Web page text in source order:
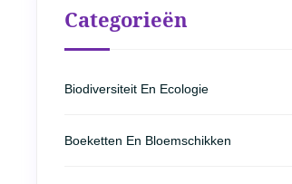
Categorieën
Biodiversiteit En Ecologie
Boeketten En Bloemschikken